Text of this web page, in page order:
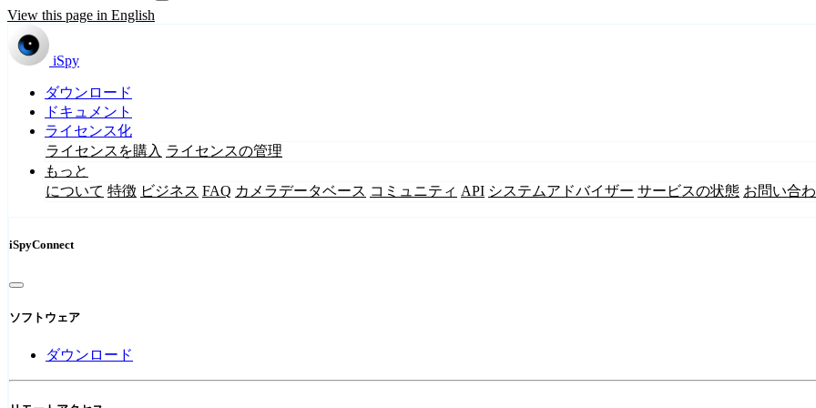
View this page in English
iSpy
ダウンロード
ドキュメント
ライセンス化
ライセンスを購入 ライセンスの管理
もっと
について 特徴 ビジネス FAQ カメラデータベース コミュニティ API システムアドバイザー サービスの状態 お問い合
iSpyConnect
ソフトウェア
ダウンロード